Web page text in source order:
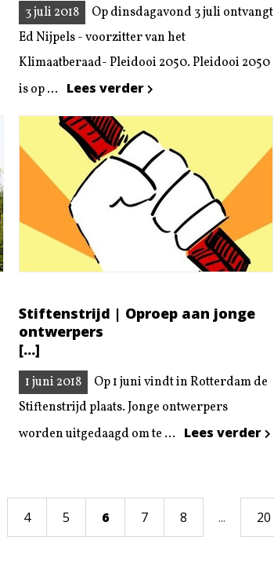
3 juli 2018
Op dinsdagavond 3 juli ontvangt
Ed Nijpels - voorzitter van het
Klimaatberaad- Pleidooi 2050. Pleidooi 2050
is op ... Lees verder
Stiftenstrijd | Oproep aan jonge
ontwerpers
[...]
1 juni 2018
Op 1 juni vindt in Rotterdam de
Stiftenstrijd plaats. Jonge ontwerpers
worden uitgedaagd om te ... Lees verder
4 5 6 7 8 ... 20